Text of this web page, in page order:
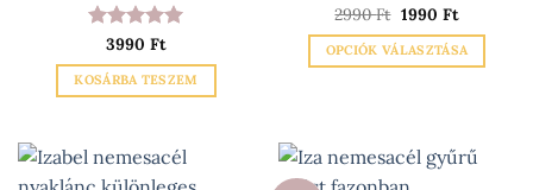
Értékelés:
/ 5
3990 Ft
KOSÁRBA TESZEM
Értékelés:5
/ 5
2990Ft Original
price
was:
2990 Ft.
1990 FtCurrent
is:
1990 Ft.
OPCIÓK VÁLASZTÁSA
több
variációja